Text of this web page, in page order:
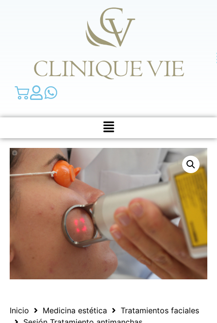
Inicio Medicina estética
Tratamientos faciales